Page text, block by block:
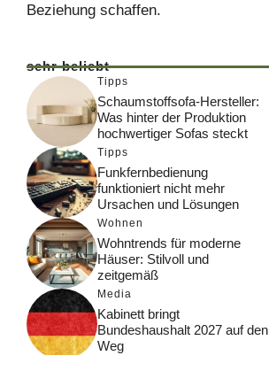
Beziehung schaffen.
sehr beliebt
Tipps
Schaumstoffsofa-Hersteller:
Was hinter der Produktion
hochwertiger Sofas steckt
Tipps
Funkfernbedienung
funktioniert nicht mehr
Ursachen und Lösungen
Wohnen
Wohntrends für moderne
Häuser: Stilvoll und
zeitgemäß
Media
Kabinett bringt
Bundeshaushalt 2027 auf den
Weg